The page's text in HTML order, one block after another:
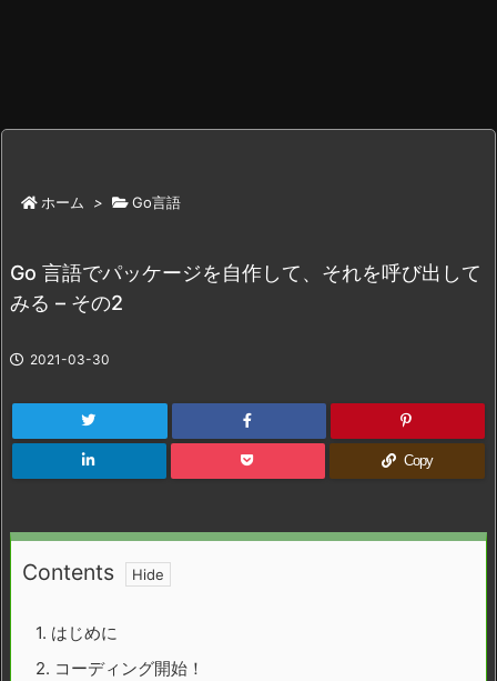
ホーム > Go言語
Go 言語でパッケージを自作して、それを呼び出して
みる – その2
2021-03-30
Copy
Contents
1. はじめに
2. コーディング開始！